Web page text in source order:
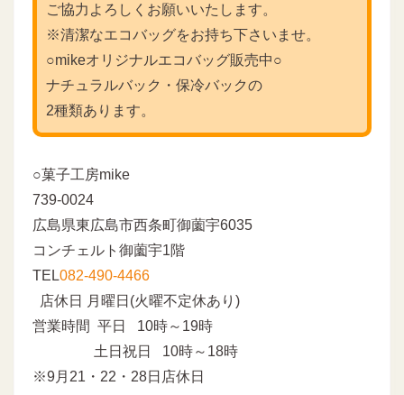
ご協力よろしくお願いいたします。
※清潔なエコバッグをお持ち下さいませ。
○mikeオリジナルエコバッグ販売中○
ナチュラルバック・保冷バックの
2種類あります。
○菓子工房mike
739-0024
広島県東広島市西条町御薗宇6035
コンチェルト御薗宇1階
TEL082-490-4466
店休日 月曜日(火曜不定休あり)
営業時間 平日 10時～19時
土日祝日 10時～18時
※9月21・22・28日店休日